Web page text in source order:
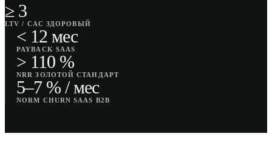
≥ 3
LTV / CAC ЗДОРОВЫЙ
< 12 мес
PAYBACK SAAS
> 110 %
NRR ЗОЛОТОЙ СТАНДАРТ
5–7 % / мес
NORM CHURN SAAS B2B